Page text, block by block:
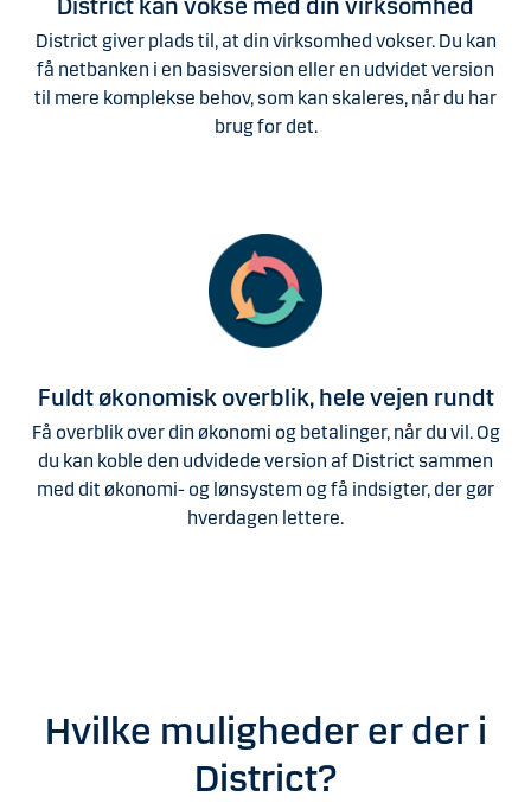
District kan vokse med din virksomhed
District giver plads til, at din virksomhed vokser. Du kan
få netbanken i en basisversion eller en udvidet version
til mere komplekse behov, som kan skaleres, når du har
brug for det.
Fuldt økonomisk overblik, hele vejen rundt
Få overblik over din økonomi og betalinger, når du vil. Og
du kan koble den udvidede version af District sammen
med dit økonomi- og lønsystem og få indsigter, der gør
hverdagen lettere.
Hvilke muligheder er der i
District?